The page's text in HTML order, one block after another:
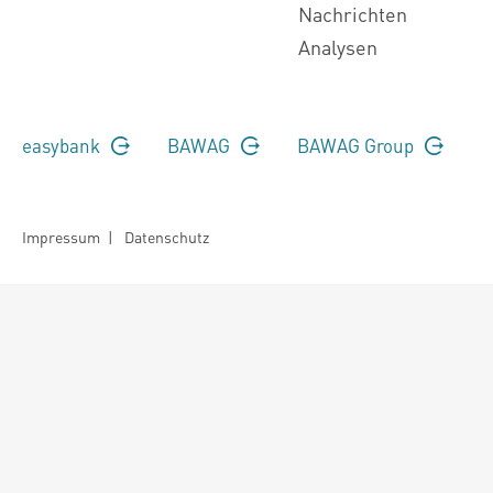
Nachrichten
Analysen
easybank BAWAG BAWAG Group
Impressum | Datenschutz